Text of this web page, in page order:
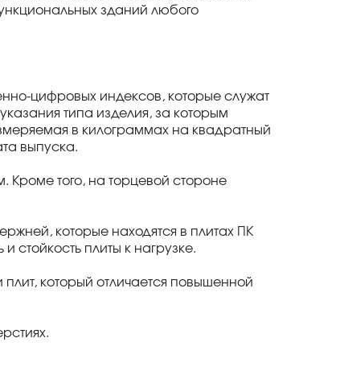
зданий любого
цифровых индексов, которые служат
типа изделия, за которым
в килограммах на квадратный
выпуска.
Кроме того, на торцевой стороне
которые находятся в плитах ПК
стойкость плиты к нагрузке.
плит, который отличается повышенной